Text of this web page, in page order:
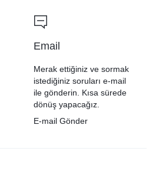
Email
Merak ettiğiniz ve sormak
istediğiniz soruları e-mail
ile gönderin. Kısa sürede
dönüş yapacağız.
E-mail Gönder